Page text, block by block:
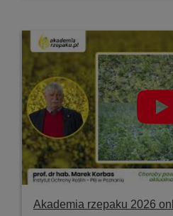
Akademia rzepaku 2026